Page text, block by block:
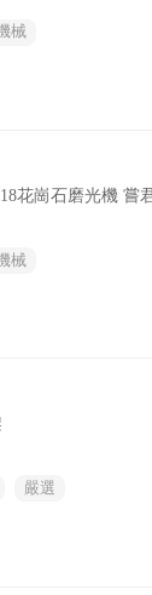
械
花崗石磨光機 嘗
械
嚴選